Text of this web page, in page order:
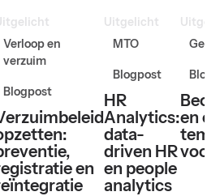
Verloop en
verzuim
Blogpost
en
Uitgelicht
MTO
Blogpost
HR
Analytics:
data-
driven HR
en people
analytics
en